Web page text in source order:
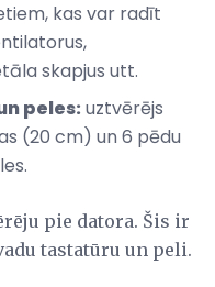
kas var radīt
skapjus utt.
peles: uztvērējs
(20 cm) un 6 pēdu
pie datora. Šis ir
tastatūru un peli.